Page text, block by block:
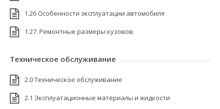
1.26 Особенности эксплуатации автомобиля
1.27. Ремонтные размеры кузовов
Техническое обслуживание
2.0 Техническое обслуживание
2.1 Эксплуатационные материалы и жидкости